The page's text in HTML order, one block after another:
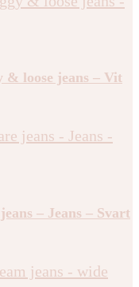
& loose jeans – Vit
– Jeans – Svart